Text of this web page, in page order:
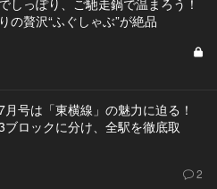
しっぽり、ご馳走鍋で温まろう！
の贅沢“ふぐしゃぶ”が絶品
月号は「東横線」の魅力に迫る！
ブロックに分け、全駅を徹底取
2